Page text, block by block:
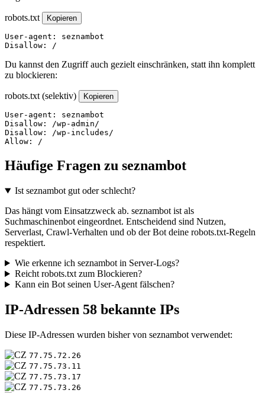
robots.txt Kopieren
User-agent: seznambot
Disallow: /
Du kannst den Zugriff auch gezielt einschränken, statt ihn komplett
zu blockieren:
robots.txt (selektiv) Kopieren
User-agent: seznambot
Disallow: /wp-admin/
Disallow: /wp-includes/
Allow: /
Häufige Fragen zu seznambot
Ist seznambot gut oder schlecht?
Das hängt vom Einsatzzweck ab. seznambot ist als
Suchmaschinenbot eingeordnet. Entscheidend sind Nutzen,
Serverlast, Crawl-Verhalten und ob der Bot deine robots.txt-Regeln
respektiert.
Wie erkenne ich seznambot in Server-Logs?
Reicht robots.txt zum Blockieren?
Kann ein Bot seinen User-Agent fälschen?
IP-Adressen 58 bekannte IPs
Diese IP-Adressen wurden bisher von seznambot verwendet:
77.75.72.26
77.75.73.11
77.75.73.17
77.75.73.26